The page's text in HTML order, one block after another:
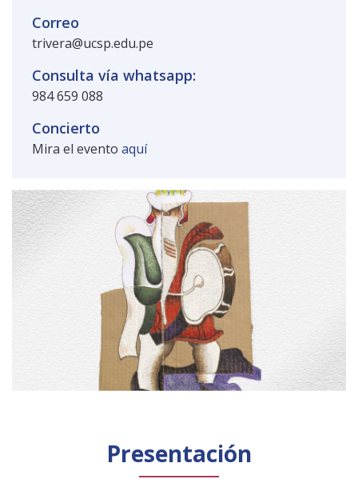
Correo
trivera@ucsp.edu.pe
Consulta vía whatsapp:
984 659 088
Concierto
Mira el evento aquí
Presentación